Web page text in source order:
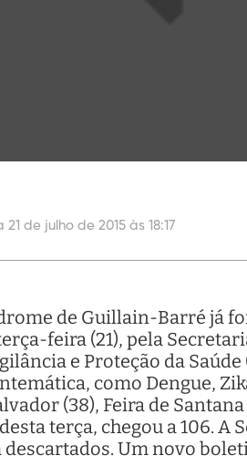
21 de julho de 2015 às 18:17
de Guillain-Barré já
feira (21), pela
e Proteção da
como Dengue,
(38), Feira de
terça, chegou a 106. A
Um novo